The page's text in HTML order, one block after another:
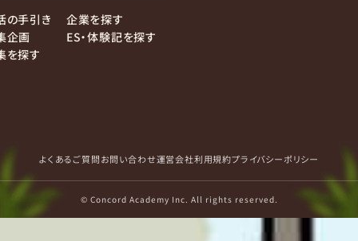
の手引き
企画
を探す
企業を探す
ES・体験記を探す
よくあるご質問お問い合わせ運営会社利用規約プライバシーポリシー
© Concord Academy Inc. All rights reserved.